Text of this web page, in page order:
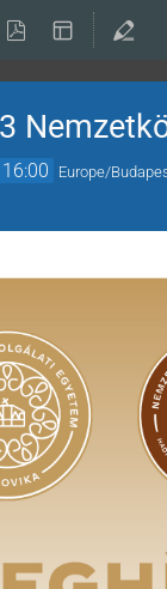
16:00 Europe/